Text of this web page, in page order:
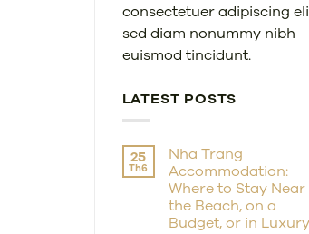
consectetuer adipiscing
sed diam nonummy nibh
euismod tincidunt.
LATEST POSTS
25
Th6
Nha Trang
Accommodation:
Where to Stay Near
the Beach, on a
Budget, or in